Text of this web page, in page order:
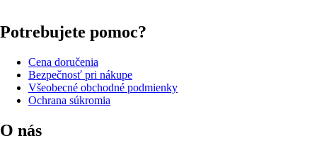
Potrebujete pomoc?
Cena doručenia
Bezpečnosť pri nákupe
Všeobecné obchodné podmienky
Ochrana súkromia
O nás